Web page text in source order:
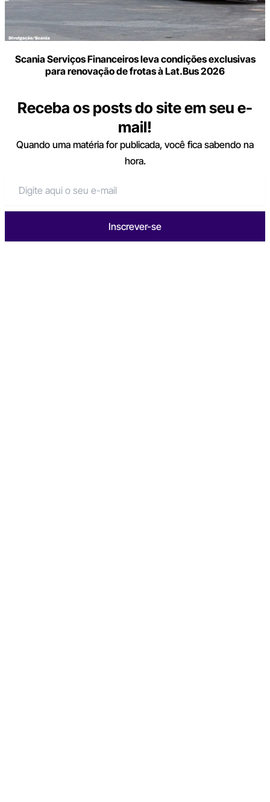
Scania Serviços Financeiros leva condições exclusivas
para renovação de frotas à Lat.Bus 2026
Receba os posts do site em seu e-
mail!
Quando uma matéria for publicada, você fica sabendo na
hora.
Inscrever-se